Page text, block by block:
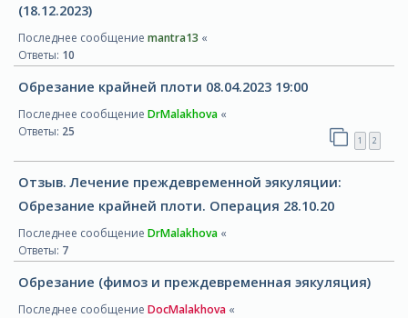
(18.12.2023)
Последнее сообщение mantra13 «
Ответы: 10
Обрезание крайней плоти 08.04.2023 19:00
Последнее сообщение DrMalakhova «
Ответы: 25
1 2
Отзыв. Лечение преждевременной эякуляции:
Обрезание крайней плоти. Операция 28.10.20
Последнее сообщение DrMalakhova «
Ответы: 7
Обрезание (фимоз и преждевременная эякуляция)
Последнее сообщение DocMalakhova «